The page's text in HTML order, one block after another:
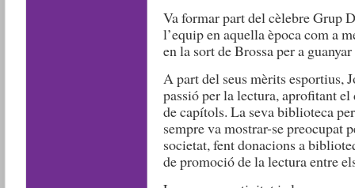
Va formar part del cèlebre Grup
l’equip en aquella època com a
en la sort de Brossa per a
A part del seus mèrits esportius,
passió per la lectura, aprofitant
de capítols. La seva biblioteca
sempre va mostrar-se preocupat
societat, fent donacions a
de promoció de la lectura entre